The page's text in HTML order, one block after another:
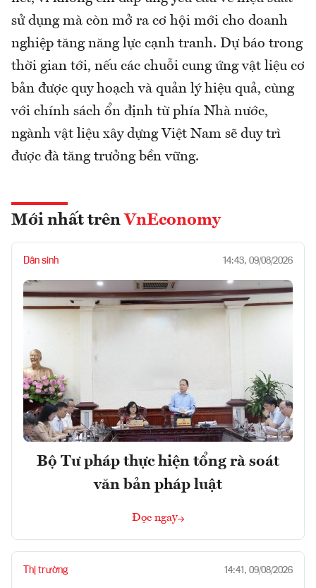
sử dụng mà còn mở ra cơ hội mới cho doanh
nghiệp tăng năng lực cạnh tranh. Dự báo trong
thời gian tới, nếu các chuỗi cung ứng vật liệu cơ
bản được quy hoạch và quản lý hiệu quả, cùng
với chính sách ổn định từ phía Nhà nước,
ngành vật liệu xây dựng Việt Nam sẽ duy trì
được đà tăng trưởng bền vững.
Mới nhất trên VnEconomy
Dân sinh 14:43, 09/08/2026
Bộ Tư pháp thực hiện tổng rà soát
văn bản pháp luật
Đọc ngay
Thị trường 14:41, 09/08/2026